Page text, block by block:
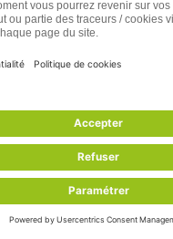
.
Ratings Yet)